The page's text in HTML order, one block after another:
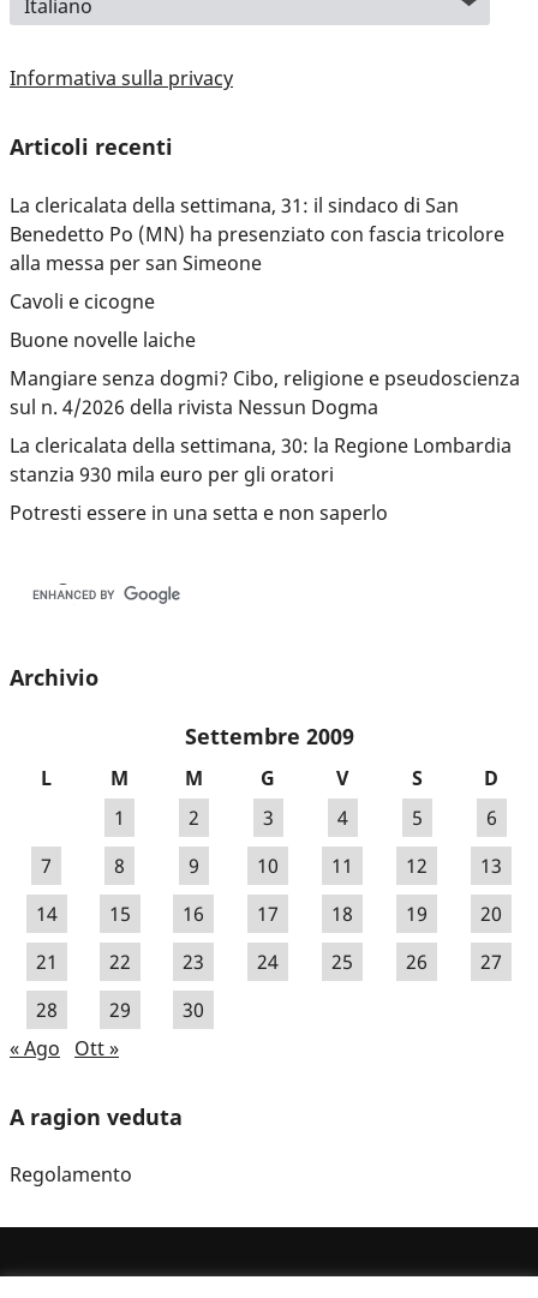
Informativa sulla privacy
Articoli recenti
La clericalata della settimana, 31: il sindaco di San
Benedetto Po (MN) ha presenziato con fascia tricolore
alla messa per san Simeone
Cavoli e cicogne
Buone novelle laiche
Mangiare senza dogmi? Cibo, religione e pseudoscienza
sul n. 4/2026 della rivista Nessun Dogma
La clericalata della settimana, 30: la Regione Lombardia
stanzia 930 mila euro per gli oratori
Potresti essere in una setta e non saperlo
Archivio
Settembre 2009
L M M G V S
D
1
2 3 4 5
6
7
8 9 10 11 12
13
14
15 16 17 18 19
20
21
22 23 24 25 26
27
28
29
30
« Ago
Ott »
A ragion veduta
Regolamento